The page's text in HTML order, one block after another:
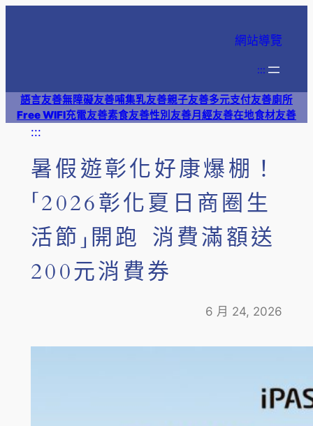
網站導覽
:::
語言友善無障礙友善哺集乳友善親子友善多元支付友善廁所
Free WIFI充電友善素食友善性別友善月經友善在地食材友善
:::
暑假遊彰化好康爆棚！
「2026彰化夏日商圈生
活節」開跑 消費滿額送
200元消費券
6 月 24, 2026